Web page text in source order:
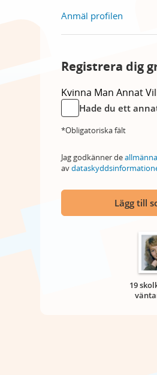
Anmäl profilen
Registrera dig
Kvinna Man Annat
Hade du ett
*Obligatoriska fält
Jag godkänner de
av
Lägg till
19